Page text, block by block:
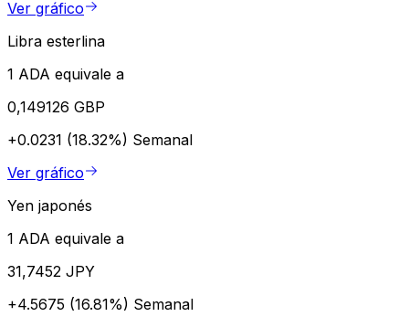
Ver gráfico
Libra esterlina
1 ADA equivale a
0,149126 GBP
+0.0231 (18.32%) Semanal
Ver gráfico
Yen japonés
1 ADA equivale a
31,7452 JPY
+4.5675 (16.81%) Semanal